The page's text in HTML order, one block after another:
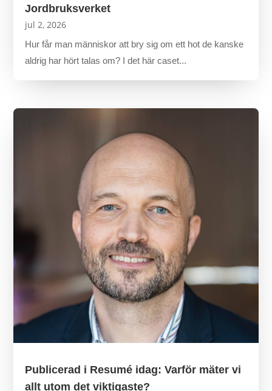
Jordbruksverket
jul 2, 2026
Hur får man människor att bry sig om ett hot de kanske
aldrig har hört talas om? I det här caset...
Publicerad i Resumé idag: Varför mäter vi
allt utom det viktigaste?